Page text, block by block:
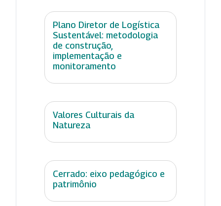
Plano Diretor de Logística
Sustentável: metodologia
de construção,
implementação e
monitoramento
Valores Culturais da
Natureza
Cerrado: eixo pedagógico e
patrimônio